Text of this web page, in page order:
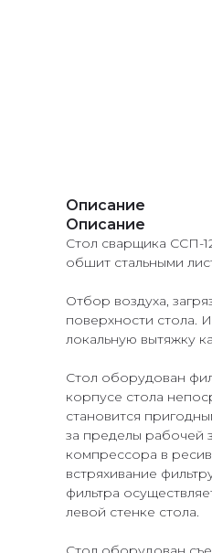
Описание
Описание
Стол сварщика ССП-
обшит стальными
Отбор воздуха,
поверхности стола.
локальную вытяжку
Стол оборудован
корпусе стола
становится
за пределы рабочей
компрессора в
встряхивание
фильтра
левой стенке стола.